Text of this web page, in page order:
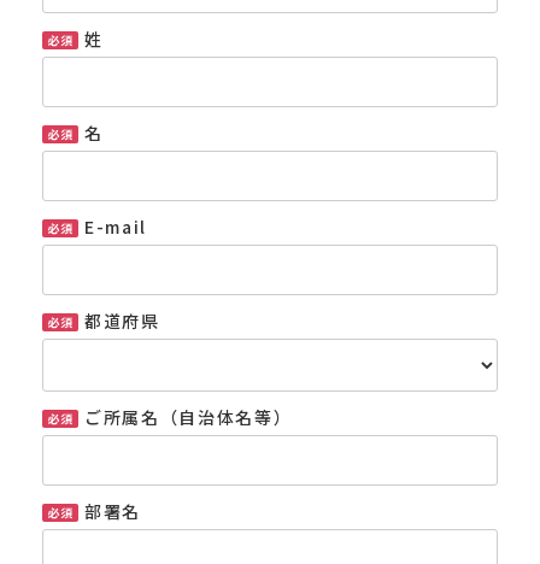
姓
名
E-mail
都道府県
ご所属名（自治体名等）
部署名